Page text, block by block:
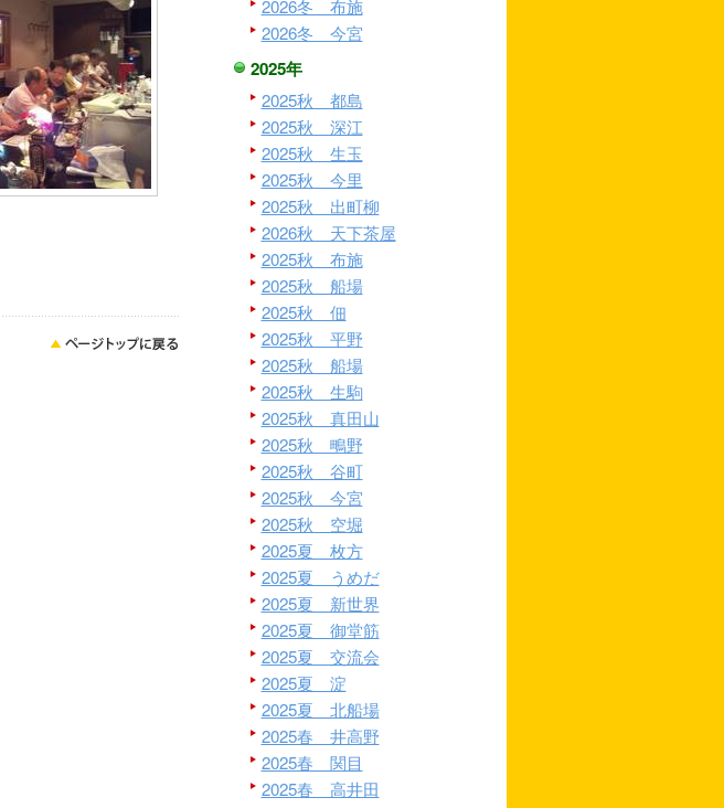
2026冬 布施
2026冬 今宮
2025年
2025秋 都島
2025秋 深江
2025秋 生玉
2025秋 今里
2025秋 出町柳
2026秋 天下茶屋
2025秋 布施
2025秋 船場
2025秋 佃
2025秋 平野
2025秋 船場
2025秋 生駒
2025秋 真田山
2025秋 鴫野
2025秋 谷町
2025秋 今宮
2025秋 空堀
2025夏 枚方
2025夏 うめだ
2025夏 新世界
2025夏 御堂筋
2025夏 交流会
2025夏 淀
2025夏 北船場
2025春 井高野
2025春 関目
2025春 高井田